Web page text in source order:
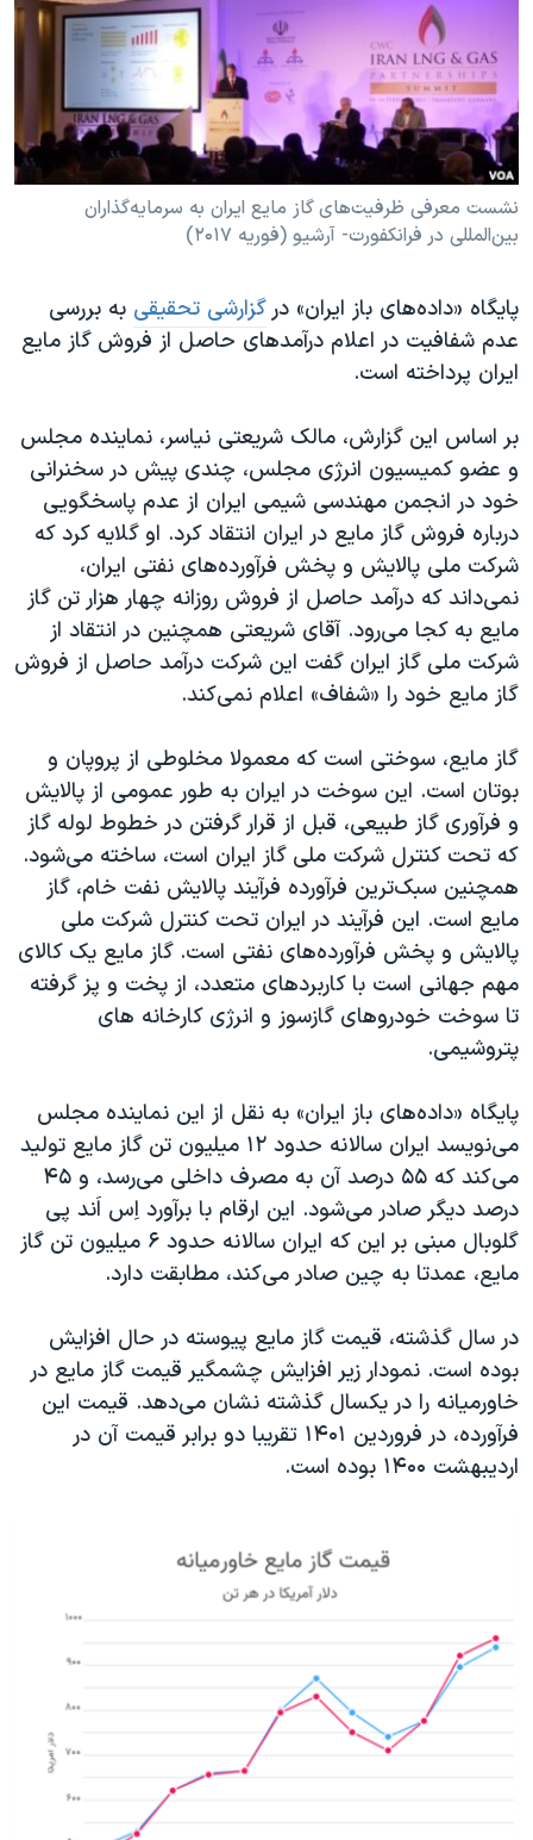
فرهنگ و زندگی
حقوق شهروندی
اقتصادی
علم و فناوری
اسرائیل در جنگ
گالری عکس
مستندها
انتخابات ریاست جمهوری آمریکا ۲۰۲۴
حمله جمهوری اسلامی به اسرائیل
رمز مهسا
ورزش زنان در ایران
اعتراضات زن، زندگی، آزادی
تریبونال مردمی آبان ۹۸
دادگاه حمید نوری
قانون شفافیت دارائی کادر رهبری ایران
اعتراضات مردمی آبان ۹۸
اسرائیل در جنگ
نرگس محمدی برنده جایزه نوبل صلح
همایش محافظه‌کاران آمریکا «سی‌پک»
صفحه‌های ویژه
سفر پرزیدنت ترامپ به چین
دنبال کنید
زبانهای مختلف
نشست معرفی ظرفیت‌های گاز مایع ایران به سرمایه‌گذاران
بین‌المللی در فرانکفورت- آرشیو (فوریه ۲۰۱۷)
پایگاه «داده‌‌های باز ایران» درگزارشی تحقیقی به بررسی
عدم شفافیت در اعلام درآمدهای حاصل از فروش گاز مایع
ایران پرداخته است.
بر اساس این گزارش، مالک شریعتی نیاسر، نماینده مجلس
و عضو کمیسیون انرژی مجلس، چندی پیش در سخنرانی
خود در انجمن مهندسی شیمی ایران از عدم پاسخگویی
درباره فروش گاز مایع در ایران انتقاد کرد. او گلایه کرد که
شرکت ملی پالایش و پخش فرآورده‌های نفتی ایران،
نمی‌داند که درآمد حاصل از فروش روزانه چهار هزار تن گاز
مایع به کجا می‌رود. آقای شریعتی همچنین در انتقاد از
شرکت ملی گاز ایران گفت این شرکت درآمد حاصل از فروش
گاز مایع خود را «شفاف» اعلام نمی‌کند.
گاز مایع، سوختی است که معمولا مخلوطی از پروپان و
بوتان است. این سوخت در ایران به طور عمومی از پالایش
و فرآوری گاز طبیعی، قبل از قرار گرفتن در خطوط لوله گاز
که تحت کنترل شرکت ملی گاز ایران است، ساخته می‌شود.
همچنین سبک‌ترین فرآورده فرآیند پالایش نفت خام، گاز
مایع است. این فرآیند در ایران تحت کنترل شرکت ملی
پالایش و پخش فرآورده‌های نفتی است. گاز مایع یک کالای
مهم جهانی است با کاربردهای متعدد، از پخت و پز گرفته
تا سوخت خودروهای گازسوز و انرژی کارخانه های
پتروشیمی.
پایگاه «داده‌‌های باز ایران» به نقل از این نماینده مجلس
می‌نویسد ایران سالانه حدود ۱۲ میلیون تن گاز مایع تولید
می‌کند که ۵۵ درصد آن به مصرف داخلی می‌رسد، و ۴۵
درصد دیگر صادر می‌شود. این ارقام با برآورد اِس اَند پی
گلوبال مبنی بر این که ایران سالانه حدود ۶ میلیون تن گاز
مایع، عمدتا به چین صادر می‌کند، مطابقت دارد.
در سال گذشته، قیمت گاز مایع پیوسته در حال افزایش
بوده است. نمودار زیر افزایش چشمگیر قیمت گاز مایع در
خاورمیانه را در یکسال گذشته نشان می‌دهد. قیمت این
فرآورده، در فروردین ۱۴۰۱ تقریبا دو برابر قیمت آن در
اردیبهشت ۱۴۰۰ بوده است.